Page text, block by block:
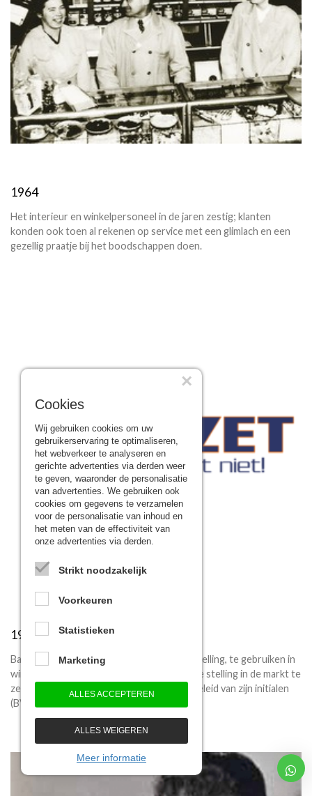
1964
Het interieur en winkelpersoneel in de jaren zestig; klanten
konden ook toen al rekenen op service met een glimlach en een
gezellig praatje bij het boodschappen doen.
1963
Bastiaan van Zessen ontwerpt een eigen stelling, te gebruiken in
winkels om artikelen te presenteren. Om de stelling in de markt te
zetten gebruikt hij de naam ‘BEVAZET’, afgeleid van zijn initialen
(BVZ).
Cookies
Wij gebruiken cookies om uw
gebruikerservaring te optimaliseren,
het webverkeer te analyseren en
gerichte advertenties via derden weer
te geven, waaronder de personalisatie
van advertenties. We gebruiken ook
cookies om gegevens te verzamelen
voor de personalisatie van inhoud en
het meten van de effectiviteit van
onze advertenties via derden.
Strikt noodzakelijk
Voorkeuren
Statistieken
Marketing
ALLES ACCEPTEREN
ALLES WEIGEREN
Meer informatie
×